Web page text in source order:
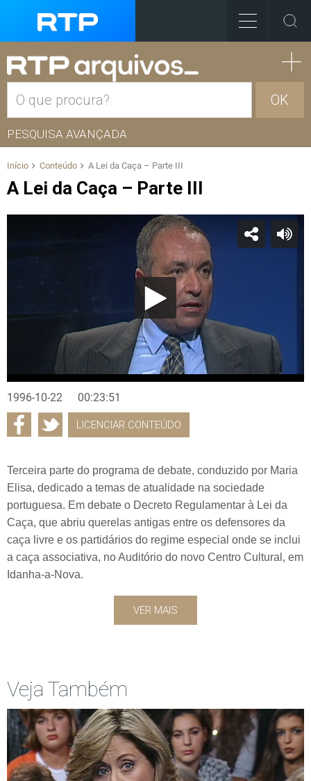
OK
PESQUISA AVANÇADA
Início Conteúdo A Lei da Caça – Parte III
A Lei da Caça – Parte III
1996-10-22 00:23:51
LICENCIAR CONTEÚDO
Terceira parte do programa de debate, conduzido por Maria
Elisa, dedicado a temas de atualidade na sociedade
portuguesa. Em debate o Decreto Regulamentar à Lei da
Caça, que abriu querelas antigas entre os defensores da
caça livre e os partidários do regime especial onde se inclui
a caça associativa, no Auditório do novo Centro Cultural, em
Idanha-a-Nova.
VER MAIS
Veja Também